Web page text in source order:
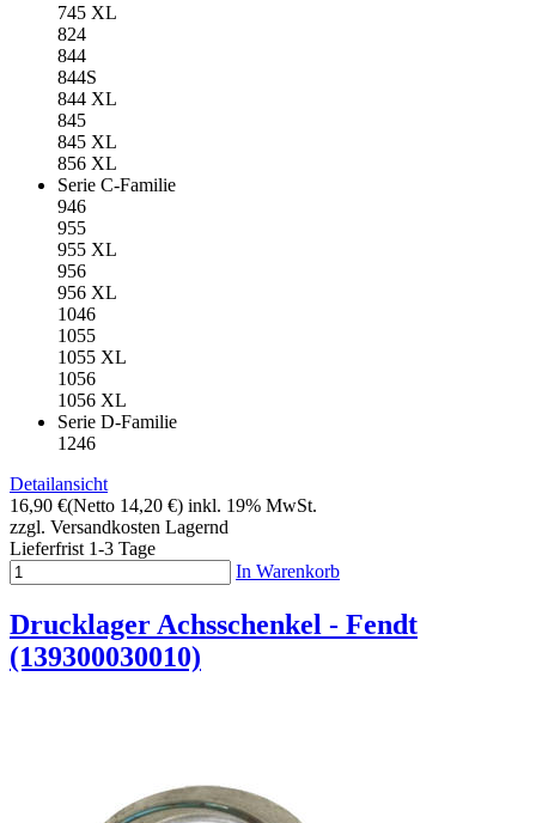
745 XL
824
844
844S
844 XL
845
845 XL
856 XL
Serie C-Familie
946
955
955 XL
956
956 XL
1046
1055
1055 XL
1056
1056 XL
Serie D-Familie
1246
Detailansicht
16,90 €(Netto 14,20 €) inkl. 19% MwSt.
zzgl. Versandkosten Lagernd
Lieferfrist 1-3 Tage
In Warenkorb
Drucklager Achsschenkel - Fendt
(139300030010)